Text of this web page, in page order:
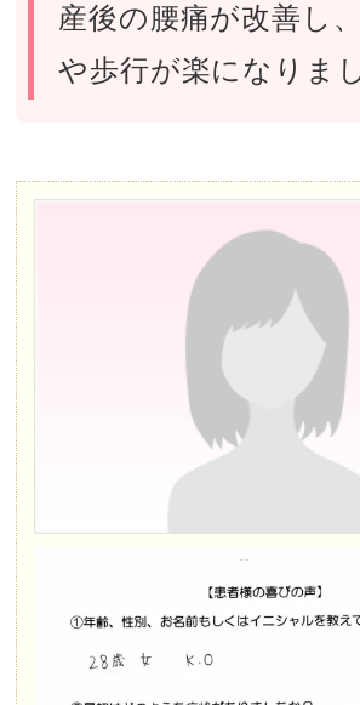
産後の腰痛が改善し
や歩行が楽になりま